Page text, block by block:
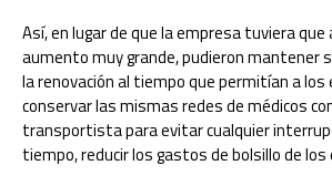
Así, en lugar de que la empresa tuviera que
aumento muy grande, pudieron mantener
la renovación al tiempo que permitían a los
conservar las mismas redes de médicos
transportista para evitar cualquier
tiempo, reducir los gastos de bolsillo de los